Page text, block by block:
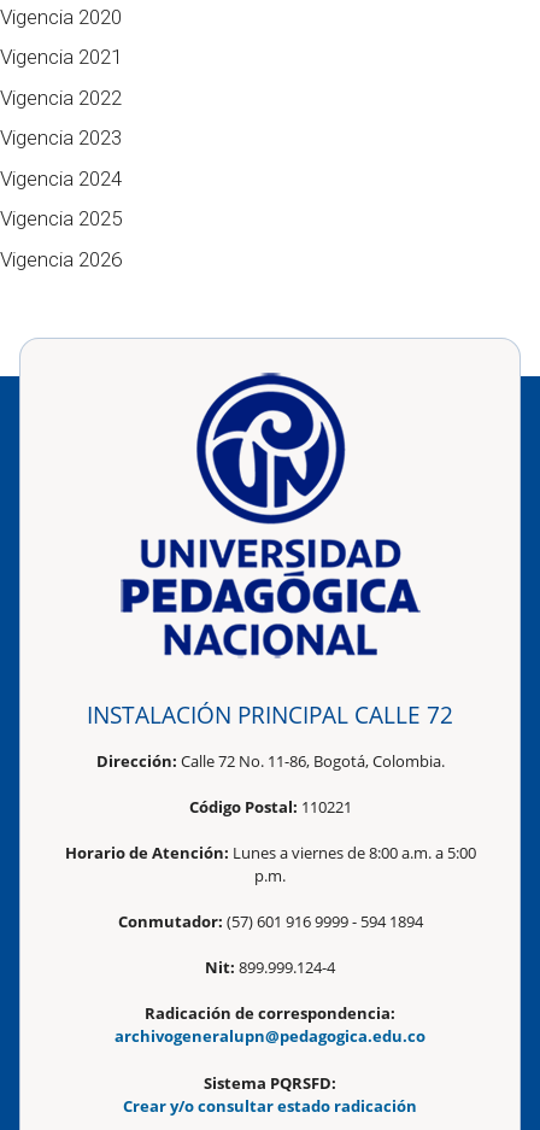
Vigencia 2020
Vigencia 2021
Vigencia 2022
Vigencia 2023
Vigencia 2024
Vigencia 2025
Vigencia 2026
INSTALACIÓN PRINCIPAL CALLE 72
Dirección: Calle 72 No. 11-86, Bogotá, Colombia.
Código Postal: 110221
Horario de Atención: Lunes a viernes de 8:00 a.m. a 5:00
p.m.
Conmutador: (57) 601 916 9999 - 594 1894
Nit: 899.999.124-4
Radicación de correspondencia:
archivogeneralupn@pedagogica.edu.co
Sistema PQRSFD:
Crear y/o consultar estado radicación